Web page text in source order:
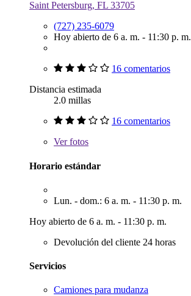
Saint Petersburg, FL 33705
(727) 235-6079
Hoy abierto de 6 a. m. - 11:30 p. m.
16 comentarios
Distancia estimada
2.0 millas
16 comentarios
Verfotos
Horario estándar
Lun. - dom.: 6 a. m. - 11:30 p. m.
Hoy abierto de 6 a. m. - 11:30 p. m.
Devolución del cliente 24 horas
Servicios
Camiones para mudanza